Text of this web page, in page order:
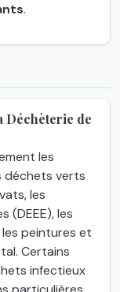
.
Déchèterie de
les
déchets verts
les
(DEEE), les
peintures et
Certains
infectieux